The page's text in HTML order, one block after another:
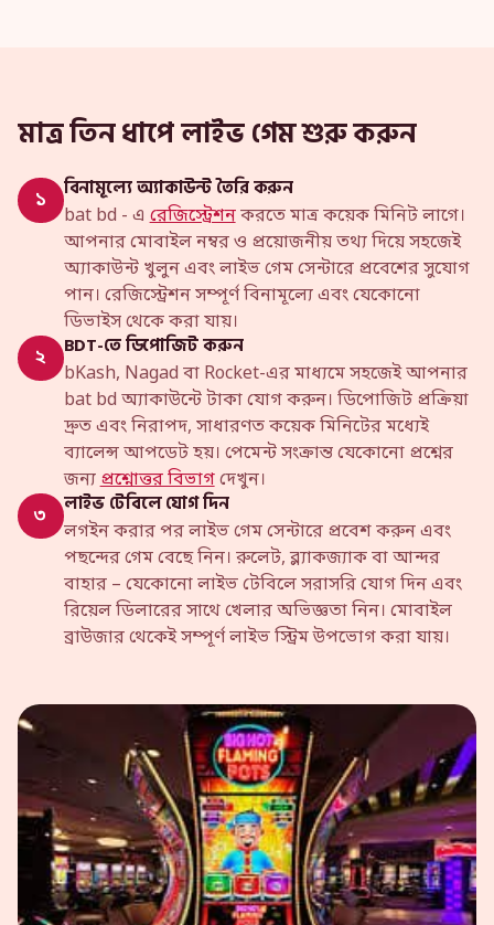
মাত্র তিন ধাপে লাইভ গেম শুরু করুন
১ বিনামূল্যে অ্যাকাউন্ট তৈরি করুন
bat bd - এরেজিস্ট্রেশনকরতে মাত্র কয়েক মিনিট লাগে।
আপনার মোবাইল নম্বর ও প্রয়োজনীয় তথ্য দিয়ে সহজেই
অ্যাকাউন্ট খুলুন এবং লাইভ গেম সেন্টারে প্রবেশের সুযোগ
পান। রেজিস্ট্রেশন সম্পূর্ণ বিনামূল্যে এবং যেকোনো
ডিভাইস থেকে করা যায়।
২ BDT-তে ডিপোজিট করুন
bKash, Nagad বা Rocket-এর মাধ্যমে সহজেই আপনার
bat bd অ্যাকাউন্টে টাকা যোগ করুন। ডিপোজিট প্রক্রিয়া
দ্রুত এবং নিরাপদ, সাধারণত কয়েক মিনিটের মধ্যেই
ব্যালেন্স আপডেট হয়। পেমেন্ট সংক্রান্ত যেকোনো প্রশ্নের
জন্যপ্রশ্নোত্তর বিভাগদেখুন।
৩ লাইভ টেবিলে যোগ দিন
লগইন করার পর লাইভ গেম সেন্টারে প্রবেশ করুন এবং
পছন্দের গেম বেছে নিন। রুলেট, ব্ল্যাকজ্যাক বা আন্দর
বাহার – যেকোনো লাইভ টেবিলে সরাসরি যোগ দিন এবং
রিয়েল ডিলারের সাথে খেলার অভিজ্ঞতা নিন। মোবাইল
ব্রাউজার থেকেই সম্পূর্ণ লাইভ স্ট্রিম উপভোগ করা যায়।